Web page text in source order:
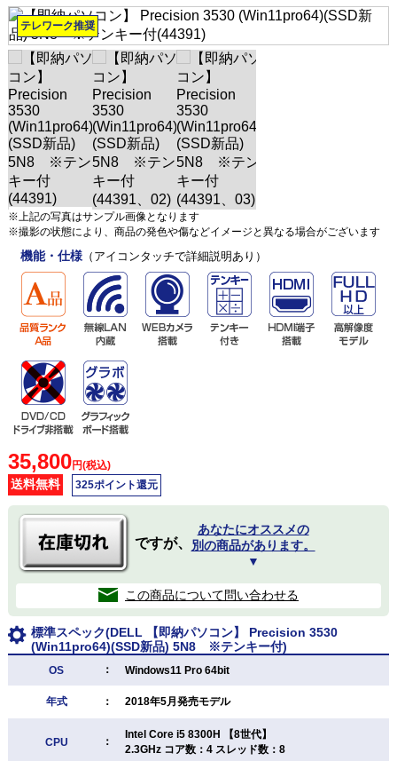
テレワーク推奨
※上記の写真はサンプル画像となります
※撮影の状態により、商品の発色や傷などイメージと異なる場合がございます
機能・仕様（アイコンタッチで詳細説明あり）
35,800円(税込)
送料無料 325ポイント還元
ですが、
あなたにオススメの
別の商品があります。
▼
この商品について問い合わせる
標準スペック(DELL 【即納パソコン】 Precision 3530
(Win11pro64)(SSD新品) 5N8 ※テンキー付)
OS ： Windows11 Pro 64bit
年式 ： 2018年5月発売モデル
CPU ：
Intel Core i5 8300H 【8世代】
2.3GHz コア数：4 スレッド数：8